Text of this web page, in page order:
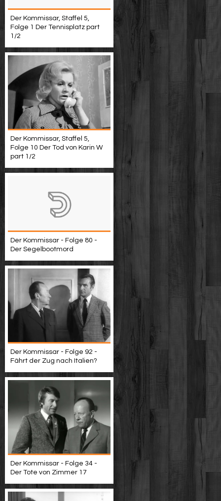
Der Kommissar, Staffel 5,
Folge 1 Der Tennisplatz part
1/2
Der Kommissar, Staffel 5,
Folge 10 Der Tod von Karin W
part 1/2
Der Kommissar - Folge 80 -
Der Segelbootmord
Der Kommissar - Folge 92 -
Fährt der Zug nach Italien?
Der Kommissar - Folge 34 -
Der Tote von Zimmer 17